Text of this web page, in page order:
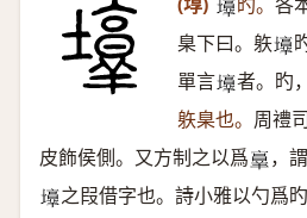
𡓑
臬下曰。䠶𡓑
單言𡓑 者。旳
䠶臬也。 周禮
皮飾侯側。又方制之以爲𦎫 ，
𡓑 之叚借字也。詩小雅以勺爲